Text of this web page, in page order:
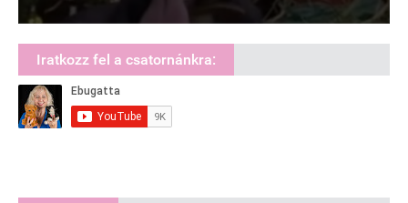
Iratkozz fel a csatornánkra: